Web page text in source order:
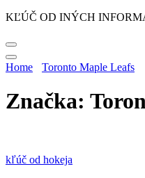
KĽÚČ OD INÝCH
Home Toronto Maple Leafs
Značka:
kľúč od hokeja